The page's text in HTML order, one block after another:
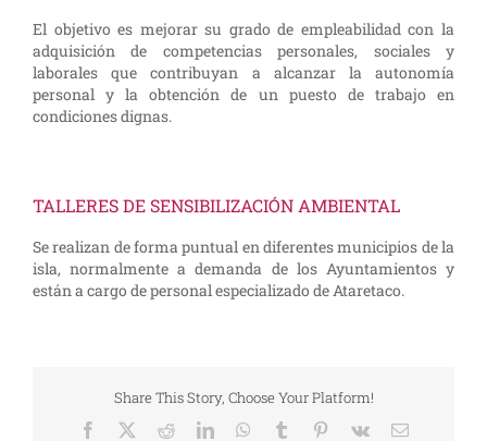
El objetivo es mejorar su grado de empleabilidad con la
adquisición de competencias personales, sociales y
laborales que contribuyan a alcanzar la autonomía
personal y la obtención de un puesto de trabajo en
condiciones dignas.
TALLERES DE SENSIBILIZACIÓN AMBIENTAL
Se realizan de forma puntual en diferentes municipios de la
isla, normalmente a demanda de los Ayuntamientos y
están a cargo de personal especializado de Ataretaco.
Share This Story, Choose Your Platform!
Facebook RedditLinkedInWhatsApp
Tumblr Pinterest
Vk
Correo